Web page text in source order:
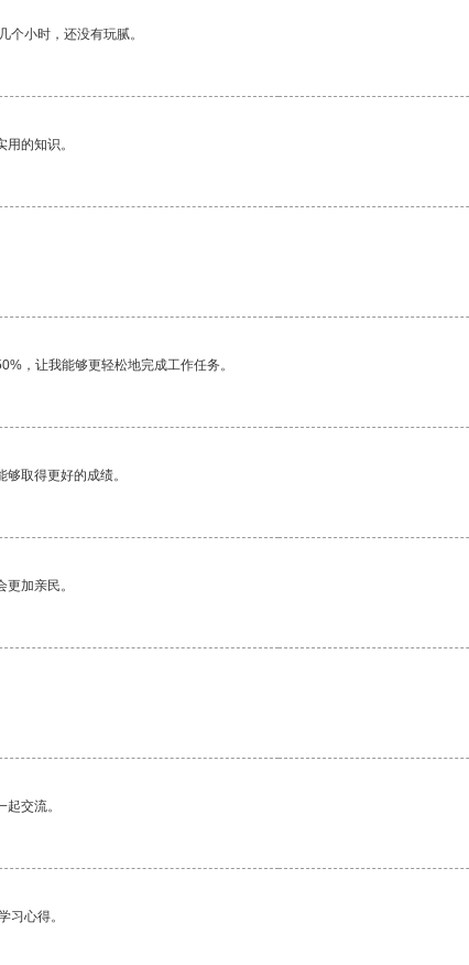
个小时，还没有玩腻。
的知识。
，让我能够更轻松地完成工作任务。
取得更好的成绩。
加亲民。
交流。
习心得。